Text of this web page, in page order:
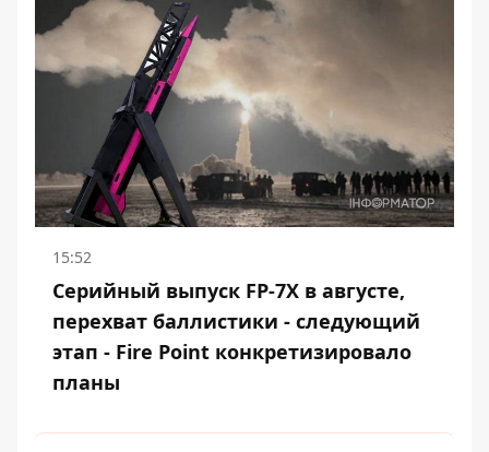
15:52
Серийный выпуск FP-7X в августе,
перехват баллистики - следующий
этап - Fire Point конкретизировало
планы